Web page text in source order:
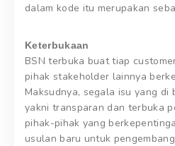
dalam kode itu merupakan
Keterbukaan
BSN terbuka buat tiap
pihak stakeholder lainnya
Maksudnya, segala isu yang di
yakni transparan dan terbuka
pihak-pihak yang
usulan baru untuk